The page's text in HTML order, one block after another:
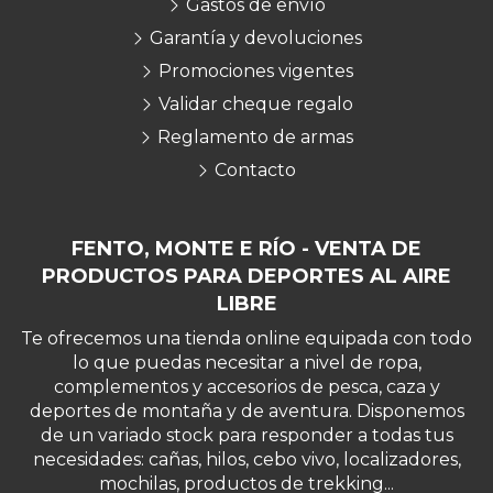
FENTO, MONTE E RÍO - VENTA DE
PRODUCTOS PARA DEPORTES AL AIRE
LIBRE
Te ofrecemos una tienda online equipada con todo
lo que puedas necesitar a nivel de ropa,
complementos y accesorios de pesca, caza y
deportes de montaña y de aventura. Disponemos
de un variado stock para responder a todas tus
necesidades: cañas, hilos, cebo vivo, localizadores,
mochilas, productos de trekking...
Gastos de envío
Garantía y devoluciones
Promociones vigentes
Validar cheque regalo
Reglamento de armas
Contacto